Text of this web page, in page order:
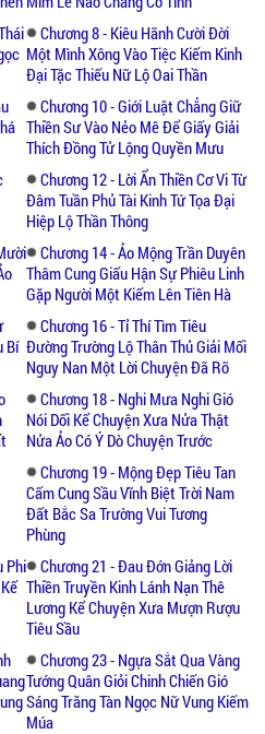
được tương lai của
vật nó đã “bắt”.
cháu gái của mình là
Hà thật có phước.
xem cho kỹ đồng tiền
Hà lại cười mình”. Số
sinh đôi của ông ta
xắn mà trông chẳng
mỗi đứa đều có một
khác nhau là lún
thì bên trái, còn của cô
hai đứa cháu gái yêu
văng vẳng có người
thế. Đứa trẻ ấy,
Chương 8 - Kiêu Hãnh Cười Đời
Một Mình Xông Vào Tiệc Kiếm Kinh
Đại Tặc Thiếu Nữ Lộ Oai Thần
Chương 10 - Giới Luật Chẳng Giữ
Thiền Sư Vào Nẻo Mê Để Giấy Giải
Thích Đồng Tử Lộng Quyền Mưu
Chương 12 - Lời Ẩn Thiền Cơ Vi Từ
Đâm Tuần Phủ Tài Kinh Tứ Tọa Đại
Hiệp Lộ Thần Thông
Chương 14 - Ảo Mộng Trần Duyên
Thâm Cung Giấu Hận Sự Phiêu Linh
Gặp Người Một Kiếm Lên Tiên Hà
Bí
Chương 16 - Tỉ Thí Tìm Tiêu
Đường Trường Lộ Thân Thủ Giải Mối
Nguy Nan Một Lời Chuyện Đã Rõ
Chương 18 - Nghi Mưa Nghi Gió
Nói Dối Kể Chuyện Xưa Nửa Thật
Nửa Ảo Có Ý Dò Chuyện Trước
Chương 19 - Mộng Đẹp Tiêu Tan
Cấm Cung Sầu Vĩnh Biệt Trời Nam
Đất Bắc Sa Trường Vui Tương
Phùng
Phi
Chương 21 - Đau Đớn Giảng Lời
Thiền Truyền Kinh Lánh Nạn Thê
Lương Kể Chuyện Xưa Mượn Rượu
Tiêu Sầu
Chương 23 - Ngựa Sắt Qua Vàng
Tướng Quân Giỏi Chinh Chiến Gió
Sáng Trăng Tàn Ngọc Nữ Vung Kiếm
Múa